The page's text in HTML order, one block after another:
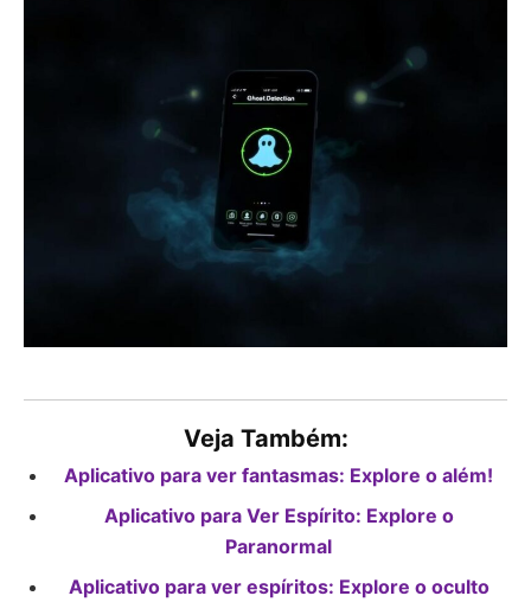
Veja Também:
Aplicativo para ver fantasmas: Explore o além!
Aplicativo para Ver Espírito: Explore o
Paranormal
Aplicativo para ver espíritos: Explore o oculto